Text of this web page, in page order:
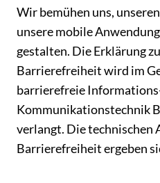
Wir bemühen uns,
unsere mobile
gestalten. Die Erklärung
Barrierefreiheit wird im
barrierefreie
Kommunikationstechnik
verlangt. Die technischen
Barrierefreiheit ergeben